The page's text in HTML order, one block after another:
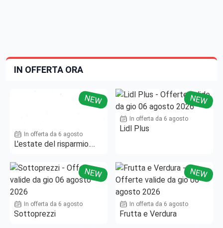
IN OFFERTA ORA
NEW
In offerta da 6 agosto
L'estate del risparmio.
NEW
In offerta da 6 agosto
Lidl Plus
NEW
In offerta da 6 agosto
Sottoprezzi
NEW
In offerta da 6 agosto
Frutta e Verdura